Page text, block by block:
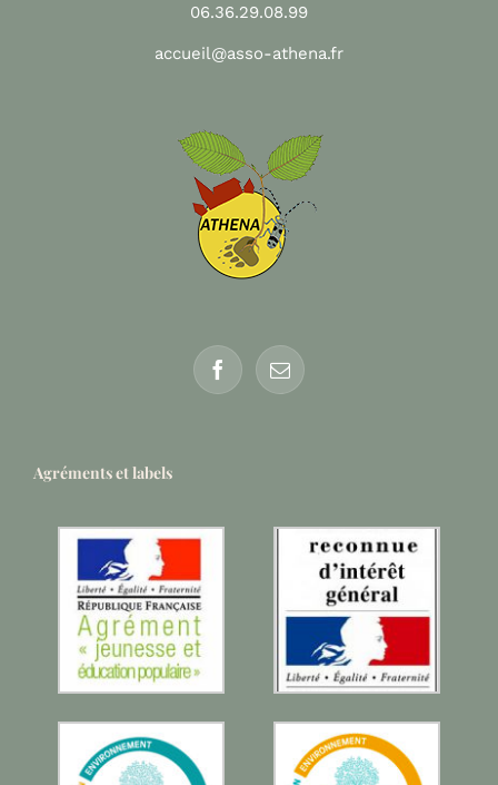
06.36.29.08.99
accueil@asso-athena.fr
Agréments et labels